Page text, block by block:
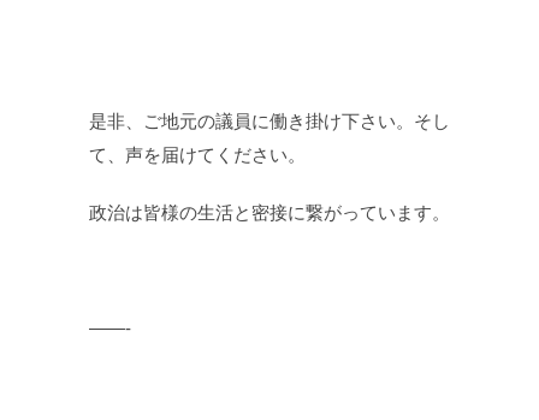
是非、ご地元の議員に働き掛け下さい。そし
て、声を届けてください。
政治は皆様の生活と密接に繋がっています。
——-